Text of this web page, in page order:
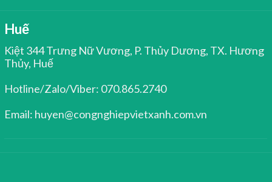
Huế
Kiệt 344 Trưng Nữ Vương, P. Thủy Dương, TX. Hương
Thủy, Huế
Hotline/Zalo/Viber: 070.865.2740
Email: huyen@congnghiepvietxanh.com.vn